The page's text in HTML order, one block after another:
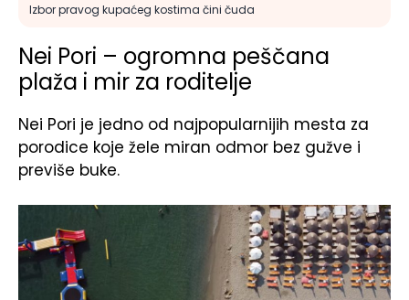
Izbor pravog kupaćeg kostima čini čuda
Nei Pori – ogromna peščana
plaža i mir za roditelje
Nei Pori je jedno od najpopularnijih mesta za
porodice koje žele miran odmor bez gužve i
previše buke.